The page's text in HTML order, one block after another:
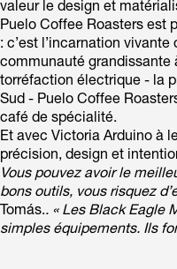
valeur le design et
Puelo Coffee Roasters est
: c’est l’incarnation
communauté grandissante
torréfaction électrique - la
Sud - Puelo Coffee
café de spécialité.
Et avec Victoria Arduino à
précision, design et
Vous pouvez avoir le
bons outils, vous risquez
Tomás.. « Les Black Eagle
simples équipements. Ils